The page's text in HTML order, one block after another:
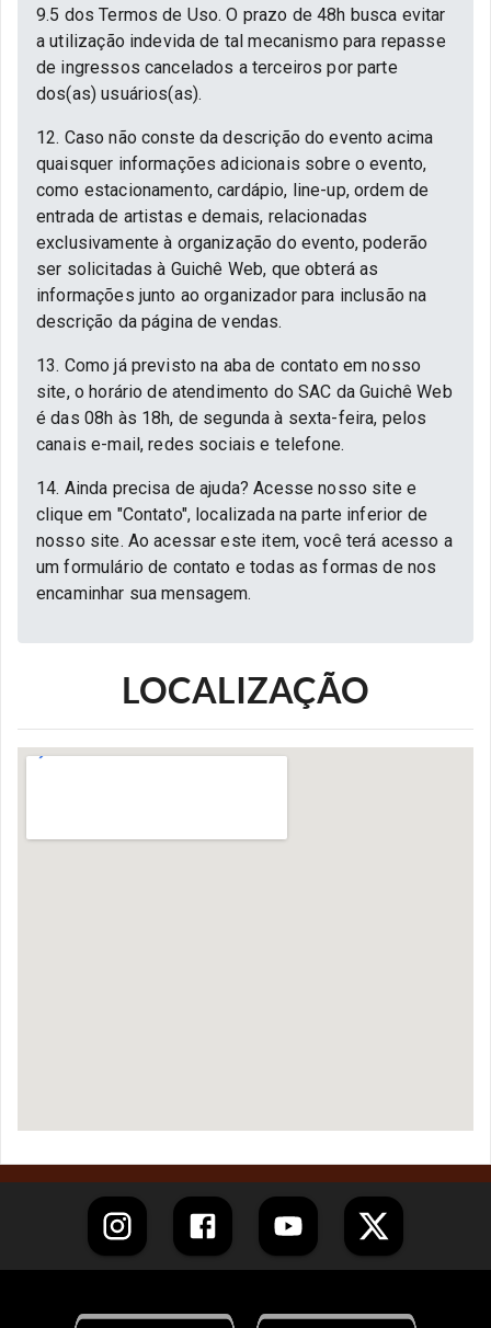
9.5 dos Termos de Uso. O prazo de 48h busca evitar
a utilização indevida de tal mecanismo para repasse
de ingressos cancelados a terceiros por parte
dos(as) usuários(as).
12. Caso não conste da descrição do evento acima
quaisquer informações adicionais sobre o evento,
como estacionamento, cardápio, line-up, ordem de
entrada de artistas e demais, relacionadas
exclusivamente à organização do evento, poderão
ser solicitadas à Guichê Web, que obterá as
informações junto ao organizador para inclusão na
descrição da página de vendas.
13. Como já previsto na aba de contato em nosso
site, o horário de atendimento do SAC da Guichê Web
é das 08h às 18h, de segunda à sexta-feira, pelos
canais e-mail, redes sociais e telefone.
14. Ainda precisa de ajuda? Acesse nosso site e
clique em "Contato", localizada na parte inferior de
nosso site. Ao acessar este item, você terá acesso a
um formulário de contato e todas as formas de nos
encaminhar sua mensagem.
LOCALIZAÇÃO